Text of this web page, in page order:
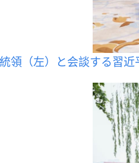
領（左）と会談する習近